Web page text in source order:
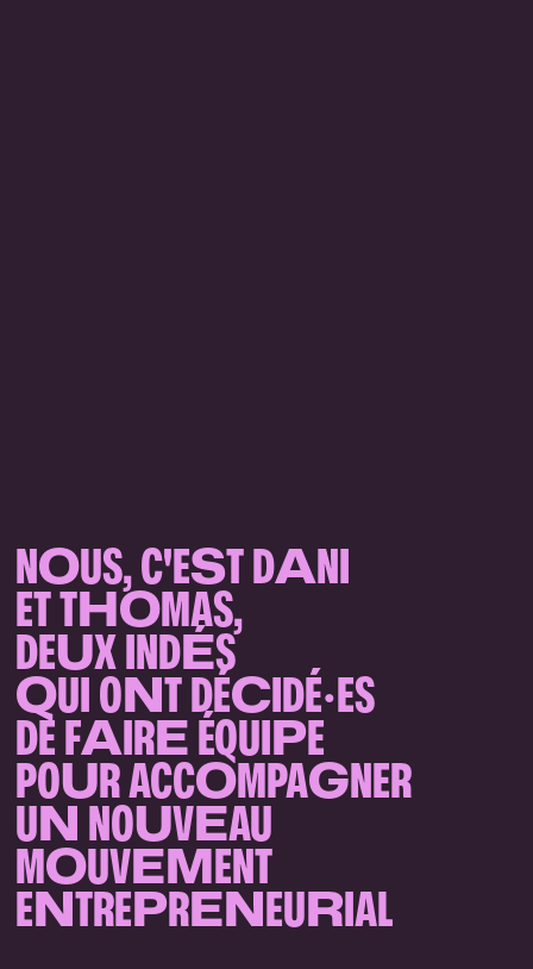
NOUS, C'EST DANI
ET THOMAS,
DEUX INDÉS
QUI ONT DÉCIDÉ·ES
DE FAIREÉQUIPE
POUR ACCOMPAGNER
UN NOUVEAU
MOUVEMENT
ENTREPRENEURIAL